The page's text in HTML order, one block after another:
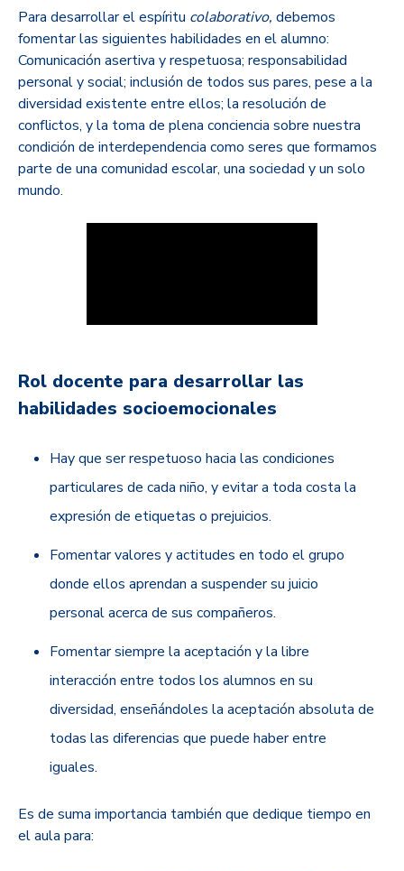
Para desarrollar el espíritu colaborativo, debemos
fomentar las siguientes habilidades en el alumno:
Comunicación asertiva y respetuosa; responsabilidad
personal y social; inclusión de todos sus pares, pese a la
diversidad existente entre ellos; la resolución de
conflictos, y la toma de plena conciencia sobre nuestra
condición de interdependencia como seres que formamos
parte de una comunidad escolar, una sociedad y un solo
mundo.
Rol docente para desarrollar las
habilidades socioemocionales
Hay que ser respetuoso hacia las condiciones
particulares de cada niño, y evitar a toda costa la
expresión de etiquetas o prejuicios.
Fomentar valores y actitudes en todo el grupo
donde ellos aprendan a suspender su juicio
personal acerca de sus compañeros.
Fomentar siempre la aceptación y la libre
interacción entre todos los alumnos en su
diversidad, enseñándoles la aceptación absoluta de
todas las diferencias que puede haber entre
iguales.
Es de suma importancia también que dedique tiempo en
el aula para: